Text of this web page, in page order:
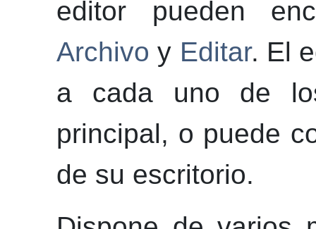
editor pueden
Archivo y Editar. El
a cada uno de
principal, o puede
de su escritorio.